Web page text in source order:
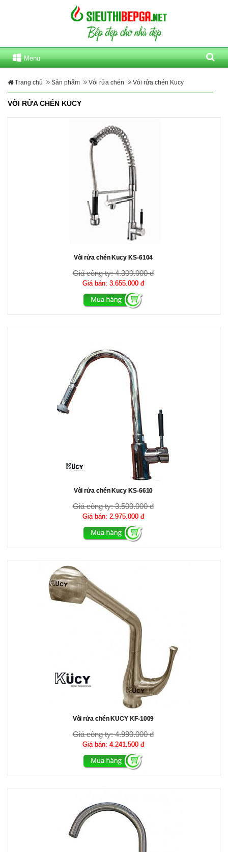
Menu
Trang chủ Sản phẩm Vòi rửa chén Vòi rửa chén Kucy
VÒI RỬA CHÉN KUCY
Vòi rửa chén Kucy KS-6104
Giá công ty:4.300.000 đ
Giá bán: 3.655.000 đ
Vòi rửa chén Kucy KS-6610
Giá công ty:3.500.000 đ
Giá bán: 2.975.000 đ
Vòi rửa chén KUCY KF-1009
Giá công ty:4.990.000 đ
Giá bán: 4.241.500 đ